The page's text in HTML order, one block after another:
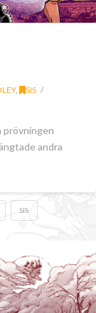
, SIS
prövningen
andra
SIS